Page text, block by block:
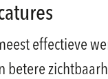
effectieve
betere